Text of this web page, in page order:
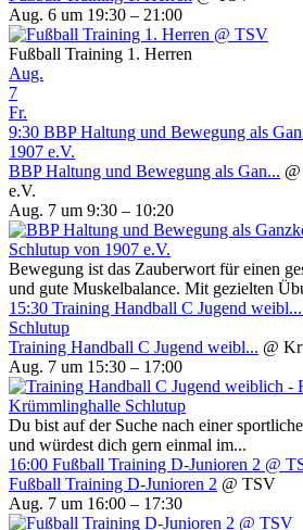
Aug. 6 um 19:30 – 21:00
Fußball Training 1. Herren
Aug.
7
Fr.
9:30 BBP Haltung und Bewegung als
1907 e.V.
BBP Haltung und Bewegung als Gan...
e.V.
Aug. 7 um 9:30 – 10:20
Bewegung ist das Zauberwort für einen
und gute Muskelbalance. Mit gezielten
15:30 Training Handball C Jugend weibl...
Schlutup
Training Handball C Jugend weibl... @
Aug. 7 um 15:30 – 17:00
Du bist auf der Suche nach einer
und würdest dich gern einmal im...
16:00 Fußball Training D-Junioren 2 @
Fußball Training D-Junioren 2 @ TSV
Aug. 7 um 16:00 – 17:30